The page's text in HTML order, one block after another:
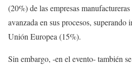
(20%) de las empresas
avanzada en sus procesos,
Unión Europea (15%).
Sin embargo, -en el evento- también